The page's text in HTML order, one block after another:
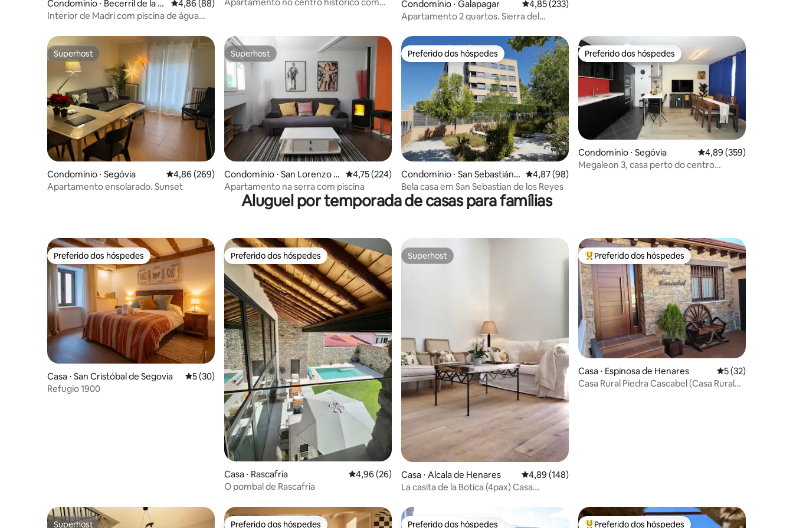
Condomínio ⋅ Becerril de la Si
erra
4,86 de uma avaliação média de 5, 88 avaliações
4,86 (88)
Interior de Madri com piscina de água
Condomínio ⋅ Galapagar 4,85 de uma avaliação média de 5, 233 avaliações
4,85 (233)
Apartamento 2 quartos. Sierra del
Superhost
Superhost
Condomínio ⋅ Segóvia 4,86 de uma avaliação média de 5, 269 avaliações
4,86 (269)
Apartamento ensolarado. Sunset
Superhost
Superhost
Condomínio ⋅ San Lorenzo d
e El Escorial
4,75 de uma avaliação média de 5, 224 avaliações
4,75 (224)
Apartamento na serra com piscina
Preferido dos hóspedes
Preferido dos hóspedes
Condomínio ⋅ San Sebastián d
e los Reyes
4,87 de uma avaliação média de 5, 98 avaliações
4,87 (98)
Bela casa em San Sebastian de los Reyes
Preferido dos hóspedes
Preferido dos hóspedes
Condomínio ⋅ Segóvia 4,89 de uma avaliação
4,89 (359)
Megaleon 3, casa perto do centro
Aluguel por temporada de casas para famílias
Preferido dos hóspedes
Preferido dos hóspedes
Casa ⋅ San Cristóbal de Segovia 5 de uma avaliação média de 5, 30 avaliações
5 (30)
Refugio 1900
Preferido dos hóspedes
Preferido dos hóspedes
Casa ⋅ Rascafría 4,96 de uma avaliação média de 5, 26 avaliações
4,96 (26)
O pombal de Rascafria
Superhost
Superhost
Casa ⋅ Alcala de Henares 4,89 de uma avaliação média de 5, 148 avaliações
4,89 (148)
La casita de la Botica (4pax) Casa
Entre os melhores preferidos dos hóspedes
Preferido dos hóspedes
Casa ⋅ Espinosa de Henares 5 de uma
5 (32)
Casa Rural Piedra Cascabel (Casa Rural
Superhost Preferido dos hóspedes Preferido dos hóspedes Preferido dos hóspedes